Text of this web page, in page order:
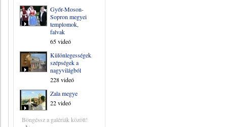
Győr-Moson-
Sopron megyei
templomok,
falvak
65 videó
Különlegességek,
szépségek a
nagyvilágból
228 videó
Zala megye
22 videó
Böngéssz a galériák között!